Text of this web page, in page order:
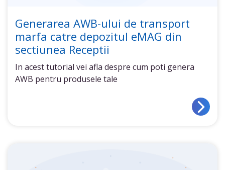
Generarea AWB-ului de transport
marfa catre depozitul eMAG din
sectiunea Receptii
In acest tutorial vei afla despre cum poti genera
AWB pentru produsele tale